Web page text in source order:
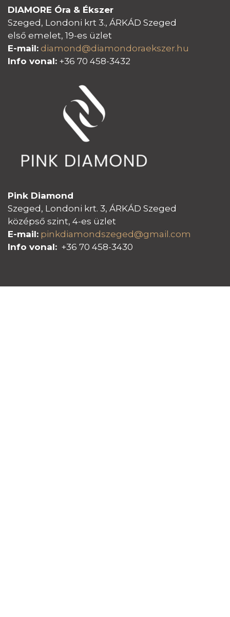
DIAMORE Óra & Ékszer
Szeged, Londoni krt 3., ÁRKÁD Szeged
első emelet, 19-es üzlet
E-mail: diamond@diamondoraekszer.hu
Info vonal: +36 70 458-3432
Pink Diamond
Szeged, Londoni krt. 3, ÁRKÁD Szeged
középső szint, 4-es üzlet
E-mail: pinkdiamondszeged@gmail.com
Info vonal: +36 70 458-3430